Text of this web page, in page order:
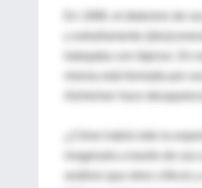
En 1999, el deterioro de
trabajaba con lápices. En
misma está formada por
Alzheimer hace
imaginarla a través de
análisis que otros críticos